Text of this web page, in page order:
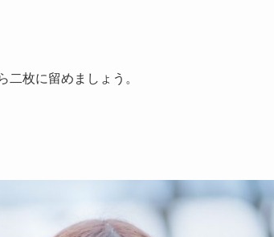
枚に留めましょう。